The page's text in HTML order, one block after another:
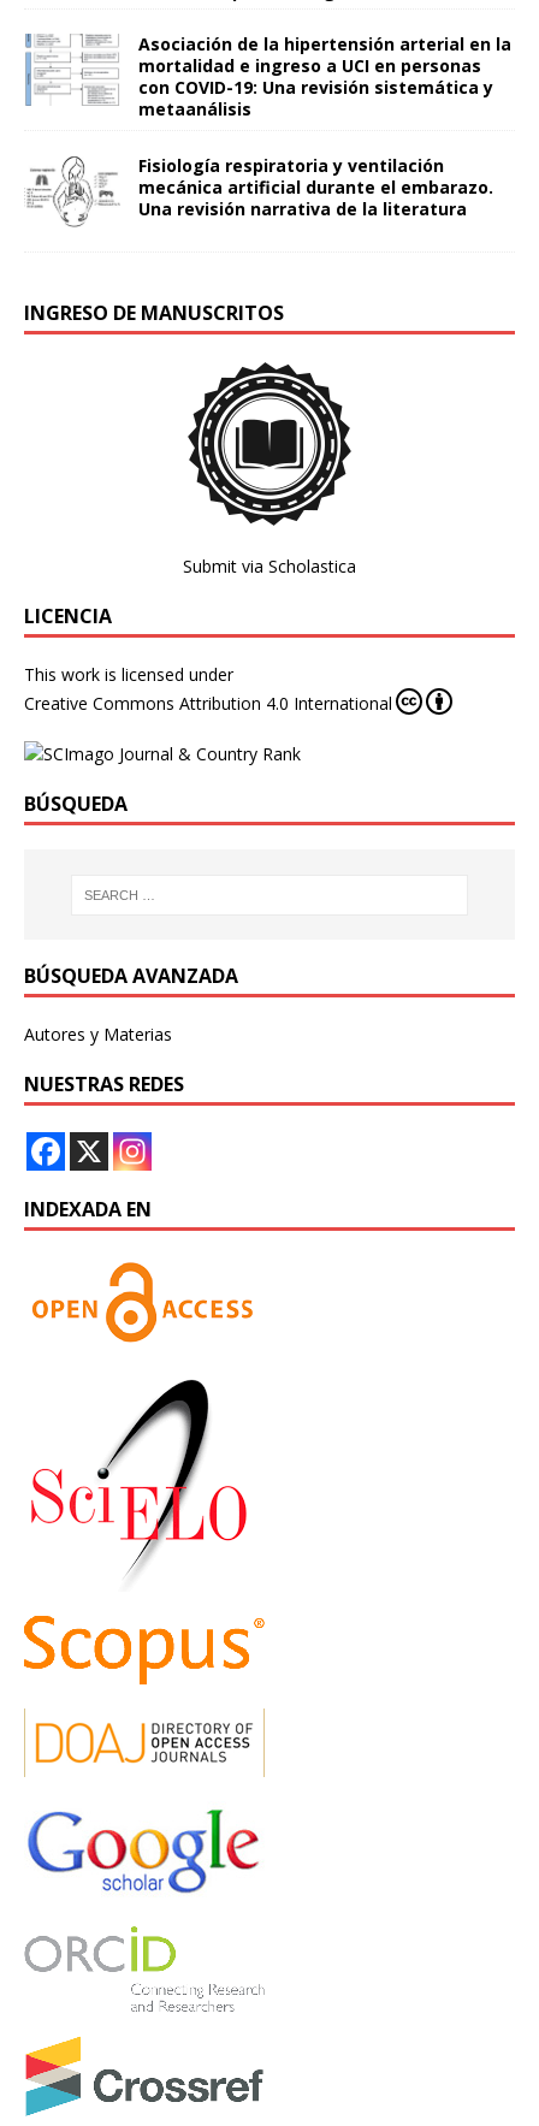
Asociación de la hipertensión arterial en la
mortalidad e ingreso a UCI en personas
con COVID-19: Una revisión sistemática y
metaanálisis
Fisiología respiratoria y ventilación
mecánica artificial durante el embarazo.
Una revisión narrativa de la literatura
INGRESO DE MANUSCRITOS
Submit via Scholastica
LICENCIA
This work is licensed under
Creative Commons Attribution 4.0 International
BÚSQUEDA
BÚSQUEDA AVANZADA
Autores y Materias
NUESTRAS REDES
INDEXADA EN